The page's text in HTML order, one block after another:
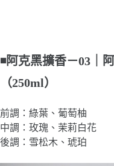
◾阿克黑擴香－03｜
（250ml）
前調：綠葉、葡萄柚
中調：玫瑰、茉莉白花
後調：雪松木、琥珀